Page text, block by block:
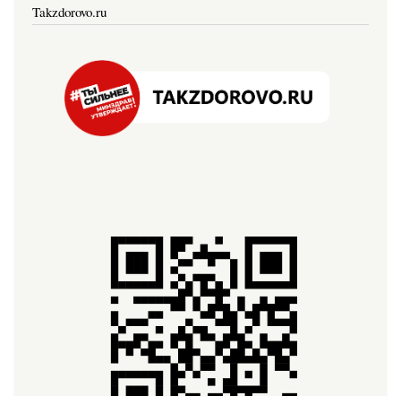
Takzdorovo.ru